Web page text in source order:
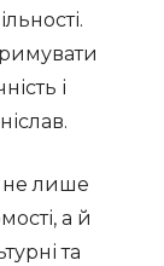
і
не лише
а й
та